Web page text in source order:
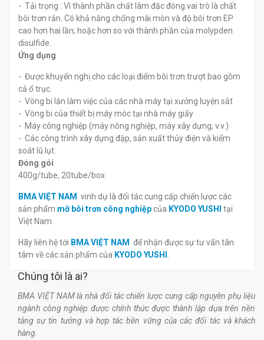
- Tải trọng : Vì thành phần chất làm đặc đóng vai trò là chất
bôi trơn rắn. Có khả năng chống mài mòn và độ bôi trơn EP
cao hơn hai lần; hoặc hơn so với thành phần của molypden
disulfide.
Ứng dụng
- Được khuyến nghị cho các loại điểm bôi trơn trượt bao gồm
cả ổ trục.
- Vòng bi lăn làm việc của các nhà máy tại xưởng luyện sắt
- Vòng bi của thiết bị máy móc tại nhà máy giấy
- Máy công nghiệp (máy nông nghiệp, máy xây dựng, v.v.)
- Các công trình xây dựng đập, sản xuất thủy điện và kiểm
soát lũ lụt.
Đóng gói
400g/tube, 20tube/box
BMA VIỆT NAM vinh dự là đối tác cung cấp chiến lược các
sản phẩm mỡ bôi trơn công nghiệpcủa KYODO YUSHI
tại
Việt Nam.
Hãy liên hệ tới BMA VIỆT NAM để nhận được sự tư vấn tân
tâm về các sản phẩm của KYODO YUSHI
Chúng tôi là ai?
BMA VIỆT NAM là nhà đối tác chiến lược cung cấp nguyên phụ liệu
ngành công nghiệp được chính thức được thành lập dựa trên nền
tảng sự tin tưởng và hợp tác bền vững của các đối tác và khách
hàng.